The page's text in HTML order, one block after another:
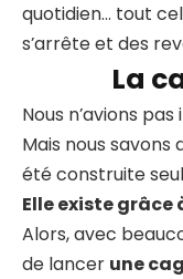
quotidien… tout
s’arrête et des
La
Nous n’avions
Mais nous savons
été construite
Elle existe grâce
Alors, avec
de lancer une